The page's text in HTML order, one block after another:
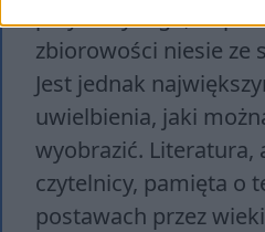
przykłady tego, że
zbiorowości niesie ze
Jest jednak
uwielbienia, jaki
wyobrazić. Literatura,
czytelnicy, pamięta o
postawach przez